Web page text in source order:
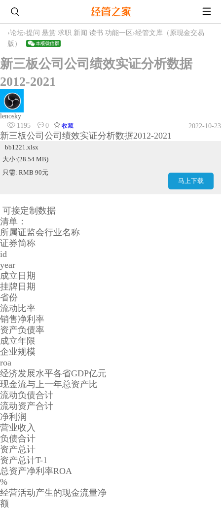
›论坛›提问 悬赏 求职 新闻 读书 功能一区 ›经管文库（原现金交易
版）
新三板公司公司绩效实证分析数据
2012-2021
lenosky
1195
0 收藏 2022-10-23
新三板公司公司绩效实证分析数据2012-2021
bb1221.xlsx
大小:(28.54 MB)
只需: RMB 90元
马上下载
可接定制数据
清单：
所属证监会行业名称
证券简称
id
year
成立日期
挂牌日期
省份
流动比率
销售净利率
资产负债率
成立年限
企业规模
roa
经济发展水平各省GDP亿元
现金流与上一年总资产比
流动负债合计
流动资产合计
净利润
营业收入
负债合计
资产总计
资产总计T-1
总资产净利率ROA
%
经营活动产生的现金流量净
额